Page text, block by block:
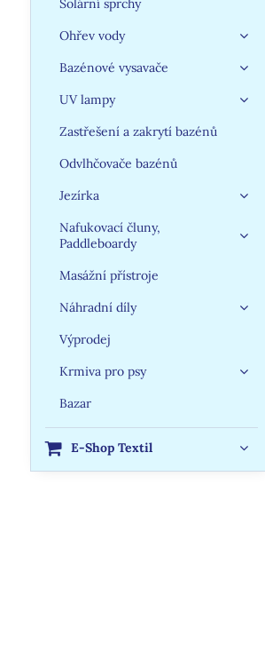
Solární sprchy
Ohřev vody
Bazénové vysavače
UV lampy
Zastřešení a zakrytí bazénů
Odvlhčovače bazénů
Jezírka
Nafukovací čluny,
Paddleboardy
Masážní přístroje
Náhradní díly
Výprodej
Krmiva pro psy
Bazar
E-Shop Textil